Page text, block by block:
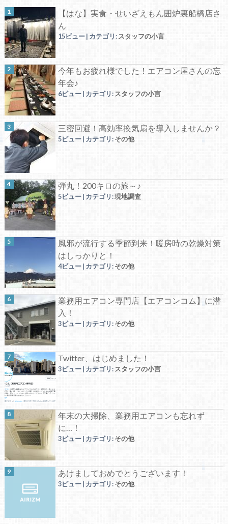
【はな】実食・せいざえもん囲炉裏船橋店さ
ん
15ビュー| カテゴリ: スタッフの小言
今年もお疲れ様でした！エアコン屋さんの忘
年会♪
6ビュー| カテゴリ: スタッフの小言
三密回避！高効率換気扇を導入しませんか？
5ビュー| カテゴリ:その他
弾丸！200キロの旅～♪
5ビュー| カテゴリ:現地調査
風邪が流行する季節到来！暖房時の乾燥対策
はしっかりと！
4ビュー| カテゴリ:その他
業務用エアコン専門店【エアコンコム】に潜
入！
3ビュー| カテゴリ:その他
Twitter、はじめました！
3ビュー| カテゴリ: スタッフの小言
年末の大掃除、業務用エアコンも忘れず
に…！
3ビュー| カテゴリ:その他
あけましておめでとうございます！
3ビュー| カテゴリ:その他